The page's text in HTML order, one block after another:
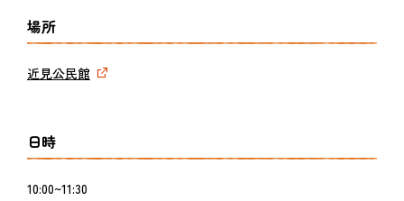
場所
近見公民館
日時
10:00~11:30